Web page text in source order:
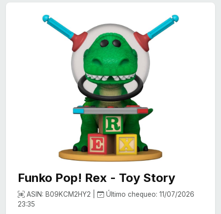
Funko Pop! Rex - Toy Story
ASIN: B09KCM2HY2 |
Último chequeo: 11/07/2026
23:35